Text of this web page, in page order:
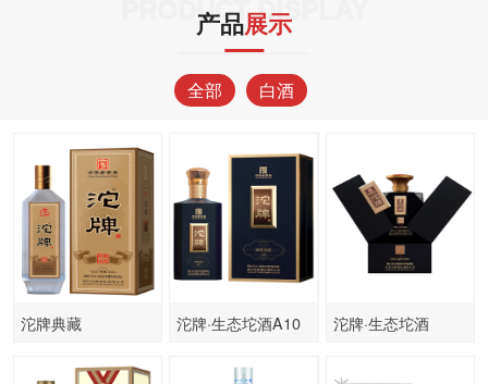
PRODUCT DISPLAY
产品展示
全部 白酒
沱牌典藏 沱牌·生态坨酒A10 沱牌·生态坨酒